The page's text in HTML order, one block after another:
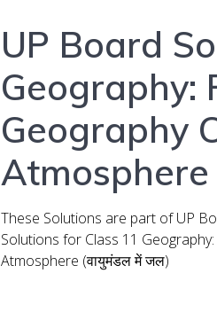
UP Board
Geography:
Geography
Atmosphere
These Solutions are part of UP
Solutions for Class 11
Atmosphere (वायुमंडल में जल)